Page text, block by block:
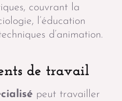
couvrant la
l’éducation
d’animation.
de travail
peut travailler